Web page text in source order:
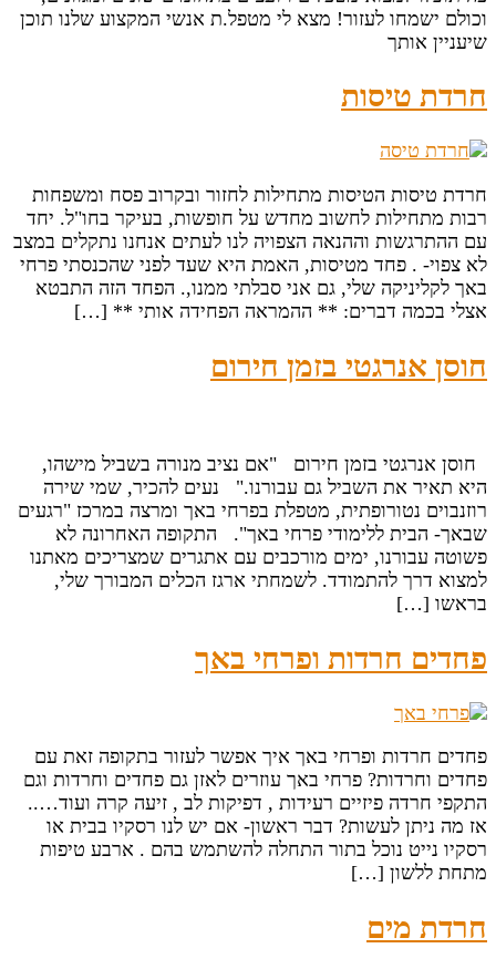
וכולם ישמחו לעזור! מצא לי מטפל.ת אנשי המקצוע שלנו תוכן
שיעניין אותך
חרדת טיסות
חרדת טיסות הטיסות מתחילות לחזור ובקרוב פסח ומשפחות
רבות מתחילות לחשוב מחדש על חופשות, בעיקר בחו"ל. יחד
עם ההתרגשות וההנאה הצפויה לנו לעתים אנחנו נתקלים במצב
לא צפוי- . פחד מטיסות, האמת היא שעד לפני שהכנסתי פרחי
באך לקליניקה שלי, גם אני סבלתי ממנו,. הפחד הזה התבטא
אצלי בכמה דברים: ** ההמראה הפחידה אותי ** […]
חוסן אנרגטי בזמן חירום
חוסן אנרגטי בזמן חירום "אם נציב מנורה בשביל מישהו,
היא תאיר את השביל גם עבורנו." נעים להכיר, שמי שירה
רוזנבוים נטורופתית, מטפלת בפרחי באך ומרצה במרכז "רגעים
שבאך- הבית ללימודי פרחי באך". התקופה האחרונה לא
פשוטה עבורנו, ימים מורכבים עם אתגרים שמצריכים מאתנו
למצוא דרך להתמודד. לשמחתי ארגז הכלים המבורך שלי,
בראשו […]
פחדים חרדות ופרחי באך
פחדים חרדות ופרחי באך איך אפשר לעזור בתקופה זאת עם
פחדים וחרדות? פרחי באך עוזרים לאזן גם פחדים וחרדות וגם
התקפי חרדה פיזיים רעידות , דפיקות לב , זיעה קרה ועוד…..
אז מה ניתן לעשות? דבר ראשון- אם יש לנו רסקיו בבית או
רסקיו נייט נוכל בתור התחלה להשתמש בהם . ארבע טיפות
מתחת ללשון […]
חרדת מים